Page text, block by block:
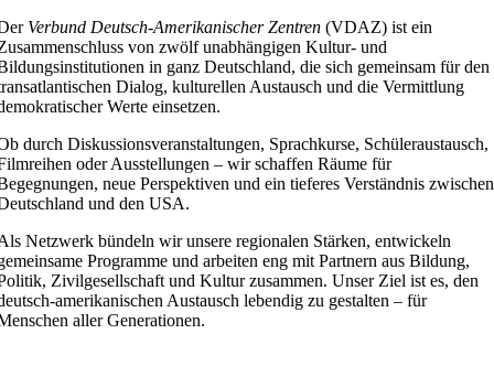
Verbund Deutsch-Amerikanischer Zentren (VDAZ) ist ein
von zwölf unabhängigen Kultur- und
in ganz Deutschland, die sich gemeinsam für den
Dialog, kulturellen Austausch und die Vermittlung
Werte einsetzen.
durch Diskussionsveranstaltungen, Sprachkurse, Schüleraustausch,
oder Ausstellungen – wir schaffen Räume für
neue Perspektiven und ein tieferes Verständnis zwischen
und den USA.
Netzwerk bündeln wir unsere regionalen Stärken, entwickeln
Programme und arbeiten eng mit Partnern aus Bildung,
Zivilgesellschaft und Kultur zusammen. Unser Ziel ist es, den
amerikanischen Austausch lebendig zu gestalten – für
aller Generationen.